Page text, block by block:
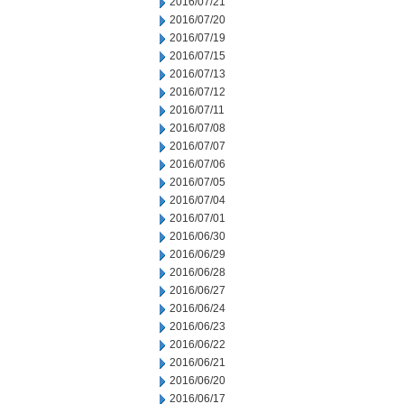
2016/07/20
2016/07/19
2016/07/15
2016/07/13
2016/07/12
2016/07/11
2016/07/08
2016/07/07
2016/07/06
2016/07/05
2016/07/04
2016/07/01
2016/06/30
2016/06/29
2016/06/28
2016/06/27
2016/06/24
2016/06/23
2016/06/22
2016/06/21
2016/06/20
2016/06/17